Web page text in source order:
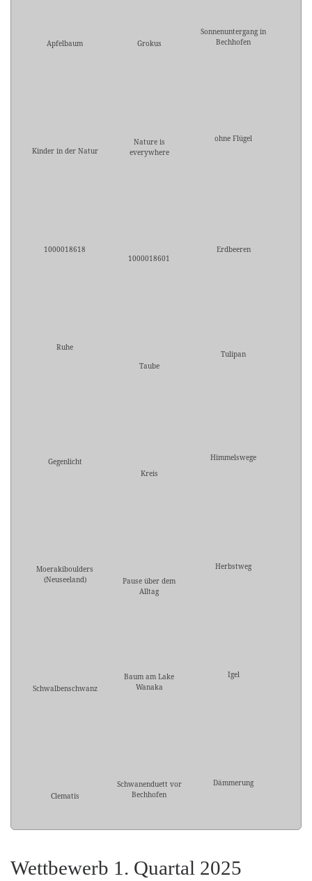
Apfelbaum Grokus
Sonnenuntergang in
Bechhofen
Kinder in der Natur
Nature is
everywhere
ohne Flügel
1000018618
1000018601
Erdbeeren
Ruhe
Taube
Tulipan
Gegenlicht
Kreis
Himmelswege
Moerakiboulders
(Neuseeland)
Pause über dem
Alltag
Herbstweg
Schwalbenschwanz
Baum am Lake
Wanaka
Igel
Clematis
Schwanenduett vor
Bechhofen
Dämmerung
Wettbewerb 1. Quartal 2025